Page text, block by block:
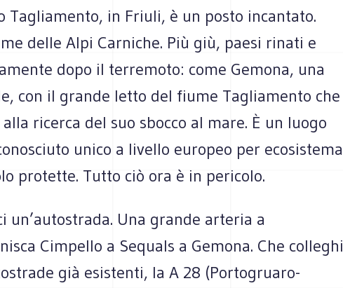
Tagliamento, in Friuli, è un posto incantato.
delle Alpi Carniche. Più giù, paesi rinati e
dopo il terremoto: come Gemona, una
con il grande letto del fiume Tagliamento che
ricerca del suo sbocco al mare. È un luogo
unico a livello europeo per ecosistema
protette. Tutto ciò ora è in pericolo.
un’autostrada. Una grande arteria a
Cimpello a Sequals a Gemona. Che colleghi
già esistenti, la A 28 (Portogruaro-